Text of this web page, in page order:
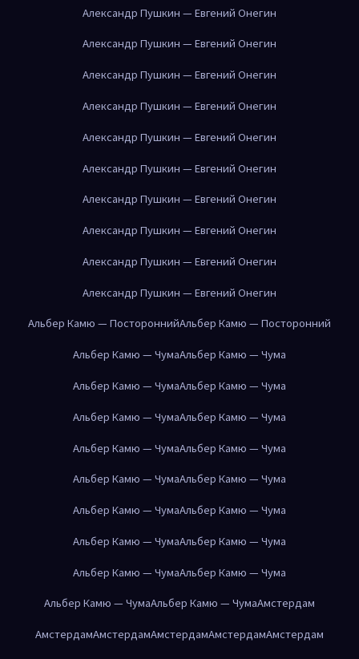
Александр Пушкин — Евгений Онегин
Александр Пушкин — Евгений Онегин
Александр Пушкин — Евгений Онегин
Александр Пушкин — Евгений Онегин
Александр Пушкин — Евгений Онегин
Александр Пушкин — Евгений Онегин
Александр Пушкин — Евгений Онегин
Александр Пушкин — Евгений Онегин
Александр Пушкин — Евгений Онегин
Александр Пушкин — Евгений Онегин
Альбер Камю — ПостороннийАльбер Камю — Посторонний
Альбер Камю — ЧумаАльбер Камю — Чума
Альбер Камю — ЧумаАльбер Камю — Чума
Альбер Камю — ЧумаАльбер Камю — Чума
Альбер Камю — ЧумаАльбер Камю — Чума
Альбер Камю — ЧумаАльбер Камю — Чума
Альбер Камю — ЧумаАльбер Камю — Чума
Альбер Камю — ЧумаАльбер Камю — Чума
Альбер Камю — ЧумаАльбер Камю — Чума
Альбер Камю — ЧумаАльбер Камю — ЧумаАмстердам
АмстердамАмстердамАмстердамАмстердамАмстердам